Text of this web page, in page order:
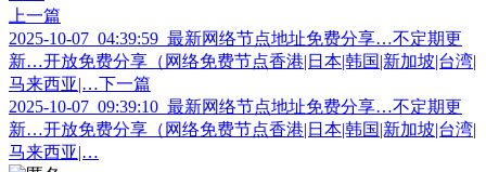
上一篇
2025-10-07_04:39:59_最新网络节点地址免费分享…不定期更
新…开放免费分享（网络免费节点香港|日本|韩国|新加坡|台湾|
马来西亚|… 下一篇
2025-10-07_09:39:10_最新网络节点地址免费分享…不定期更
新…开放免费分享（网络免费节点香港|日本|韩国|新加坡|台湾|
马来西亚|…